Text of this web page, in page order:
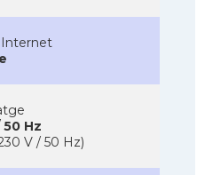
Internet
50 Hz
V / 50 Hz)